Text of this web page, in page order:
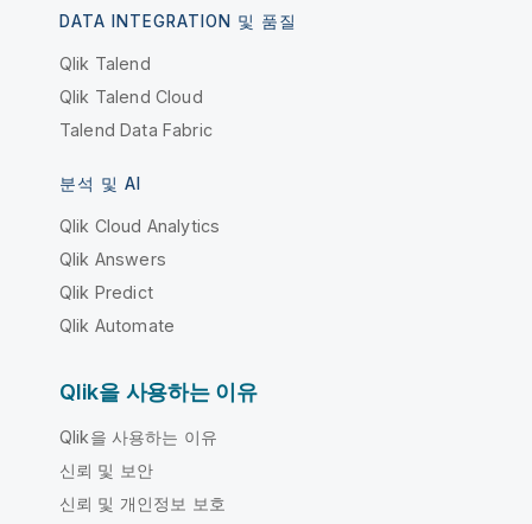
DATA INTEGRATION 및 품질
Qlik Talend
Qlik Talend Cloud
Talend Data Fabric
분석 및 AI
Qlik Cloud Analytics
Qlik Answers
Qlik Predict
Qlik Automate
Qlik을 사용하는 이유
Qlik을 사용하는 이유
신뢰 및 보안
신뢰 및 개인정보 보호